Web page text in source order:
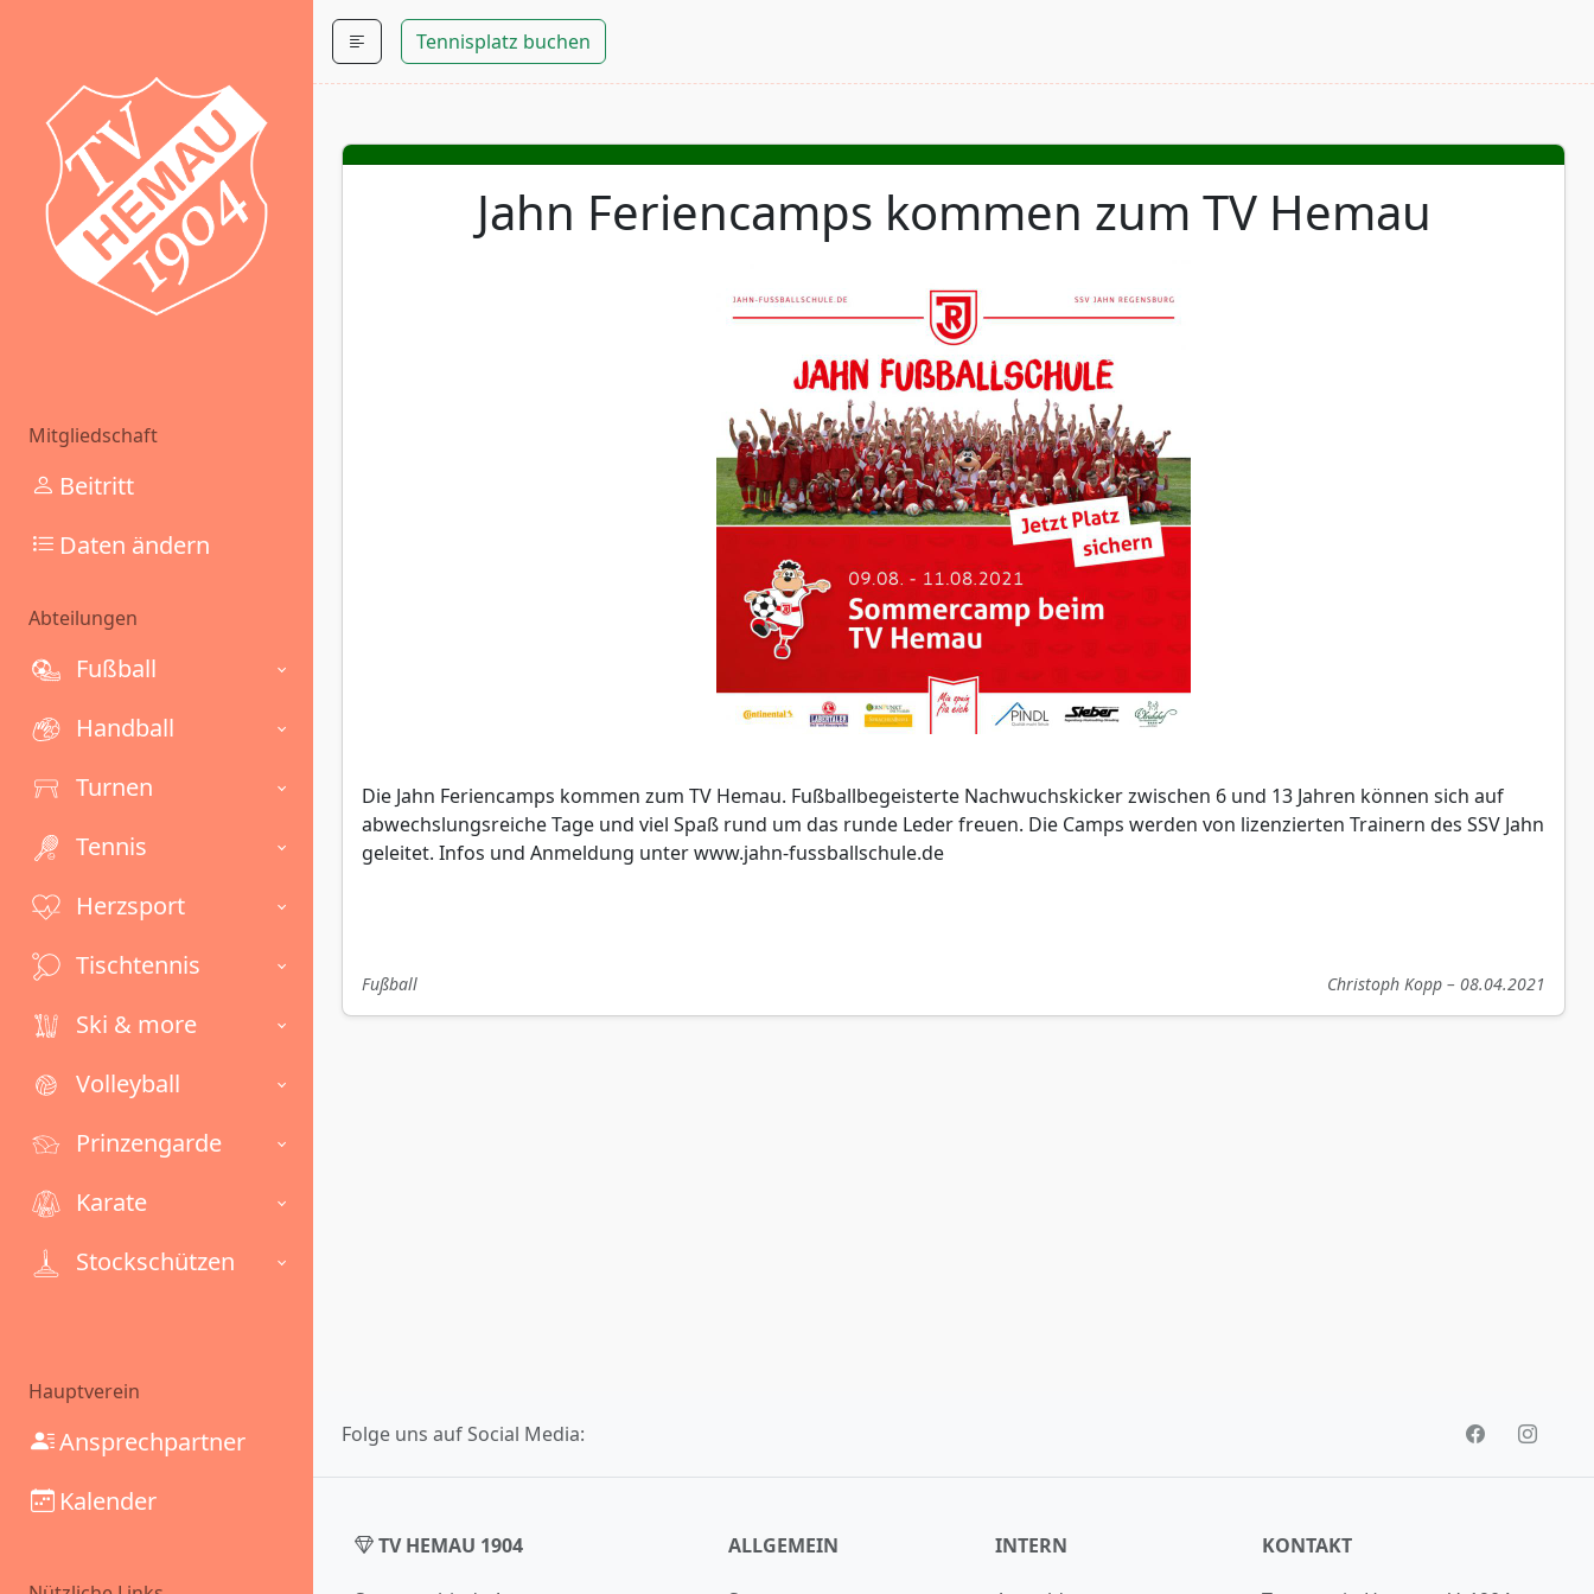
Mitgliedschaft
Beitritt
Daten ändern
Abteilungen
Fußball
Handball
Turnen
Tennis
Herzsport
Tischtennis
Ski & more
Volleyball
Prinzengarde
Karate
Stockschützen
Hauptverein
Ansprechpartner
Kalender
Tennisplatz buchen
Jahn Feriencamps kommen zum TV Hemau
Die Jahn Feriencamps kommen zum TV Hemau. Fußballbegeisterte Nachwuchskicker zwischen 6 und 13 Jahren können sich auf
abwechslungsreiche Tage und viel Spaß rund um das runde Leder freuen. Die Camps werden von lizenzierten Trainern des SSV Jahn
geleitet. Infos und Anmeldung unter www.jahn-fussballschule.de
Fußball Christoph Kopp – 08.04.2021
Folge uns auf Social Media:
TV HEMAU 1904 ALLGEMEIN INTERN KONTAKT